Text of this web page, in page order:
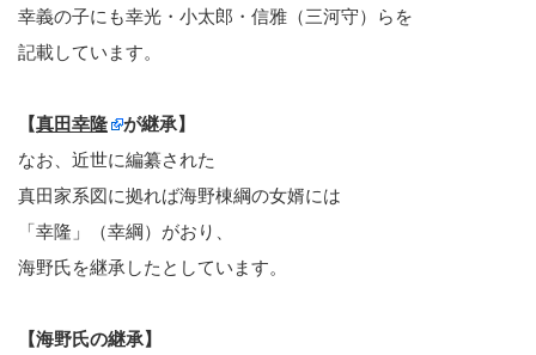
幸義の子にも幸光・小太郎・信雅（三河守）らを
記載しています。
【真田幸隆
が継承】
なお、近世に編纂された
真田家系図に拠れば海野棟綱の女婿には
「幸隆」（幸綱）がおり、
海野氏を継承したとしています。
【海野氏の継承】